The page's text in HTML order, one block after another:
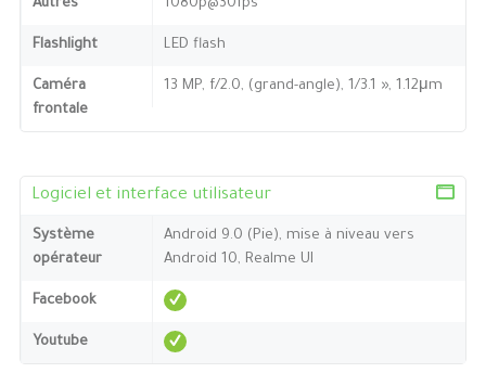
Autres 1080p@30fps
Flashlight LED flash
Caméra
frontale
13 MP, f/2.0, (grand-angle), 1/3.1 », 1.12μm
Logiciel et interface utilisateur
Système
opérateur
Android 9.0 (Pie), mise à niveau vers
Android 10, Realme UI
Facebook
Youtube